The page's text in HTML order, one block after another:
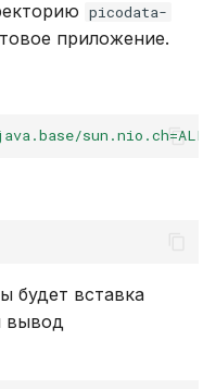
picodata-
приложение.
будет вставка
вывод